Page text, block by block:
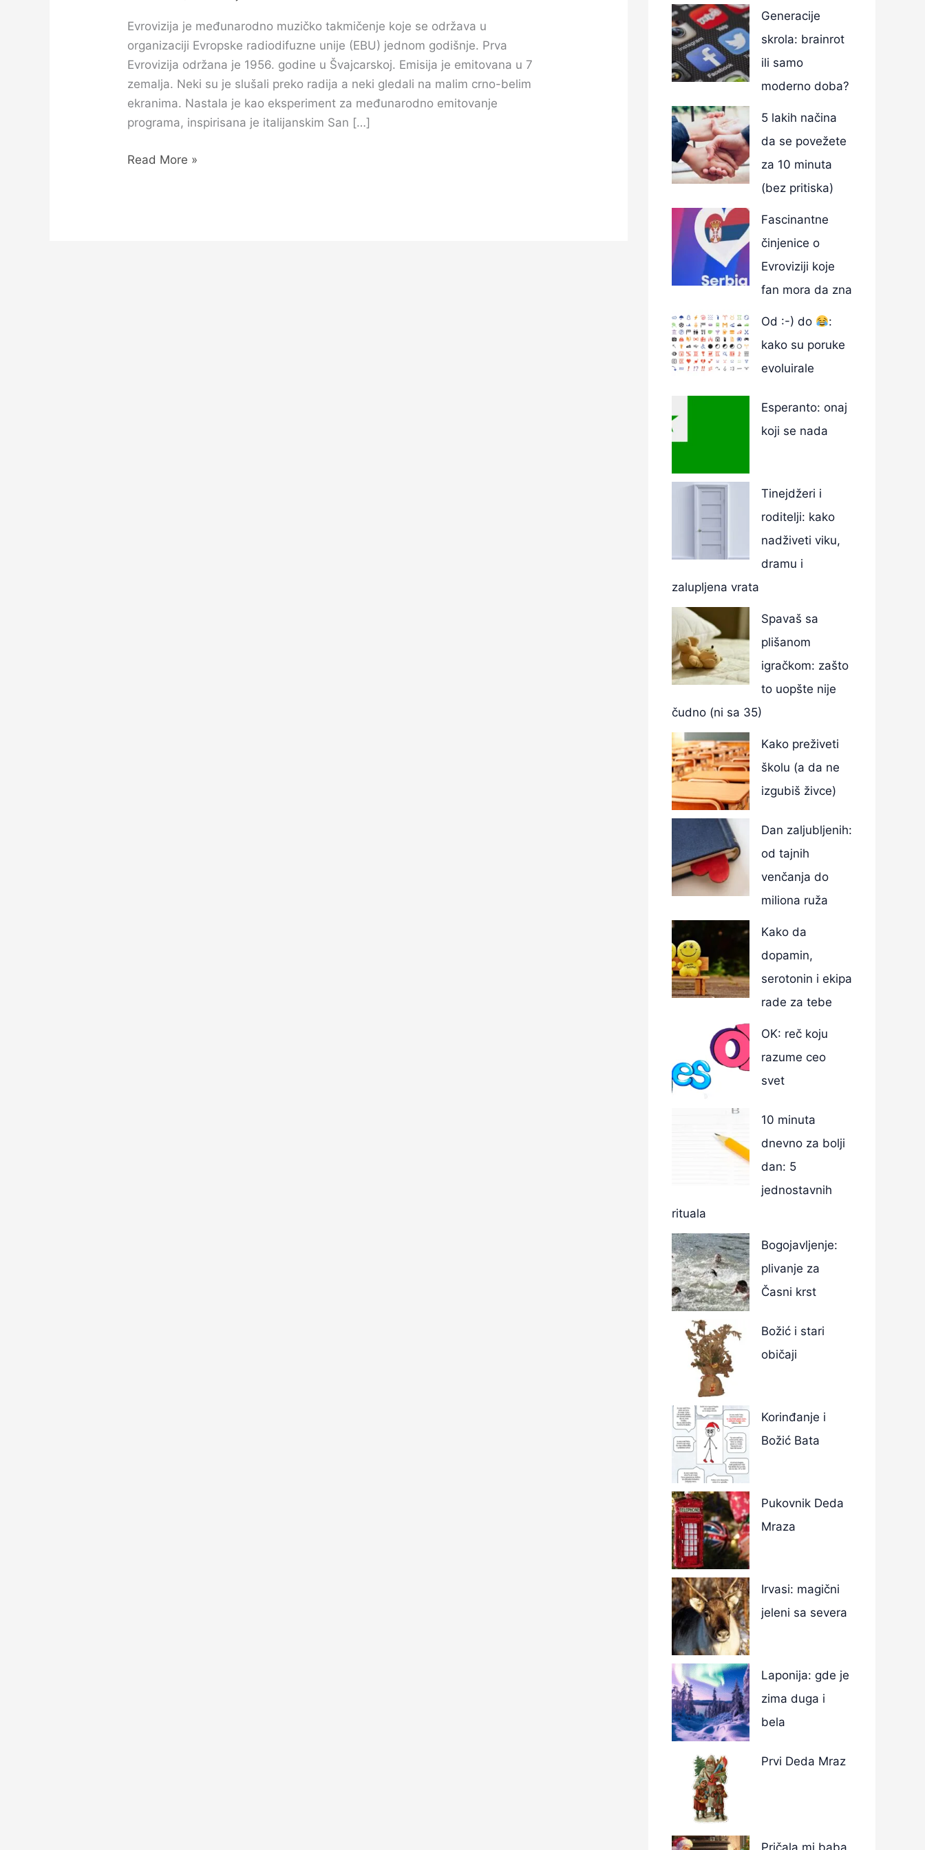
Evrovizija je međunarodno muzičko takmičenje koje se održava u
organizaciji Evropske radiodifuzne unije (EBU) jednom godišnje. Prva
Evrovizija održana je 1956. godine u Švajcarskoj. Emisija je emitovana u 7
zemalja. Neki su je slušali preko radija a neki gledali na malim crno-belim
ekranima. Nastala je kao eksperiment za međunarodno emitovanje
programa, inspirisana je italijanskim San […]
Read More »
Generacije
skrola: brainrot
ili samo
moderno doba?
5 lakih načina
da se povežete
za 10 minuta
(bez pritiska)
Fascinantne
činjenice o
Evroviziji koje
fan mora da zna
Od :-) do
:
kako su poruke
evoluirale
Esperanto: onaj
koji se nada
Tinejdžeri i
roditelji: kako
nadživeti viku,
dramu i
zalupljena vrata
Spavaš sa
plišanom
igračkom: zašto
to uopšte nije
čudno (ni sa 35)
Kako preživeti
školu (a da ne
izgubiš živce)
Dan zaljubljenih:
od tajnih
venčanja do
miliona ruža
Kako da
dopamin,
serotonin i ekipa
rade za tebe
OK: reč koju
razume ceo
svet
10 minuta
dnevno za bolji
dan: 5
jednostavnih
rituala
Bogojavljenje:
plivanje za
Časni krst
Božić i stari
običaji
Korinđanje i
Božić Bata
Pukovnik Deda
Mraza
Irvasi: magični
jeleni sa severa
Laponija: gde je
zima duga i
bela
Prvi Deda Mraz
Pričala mi baba